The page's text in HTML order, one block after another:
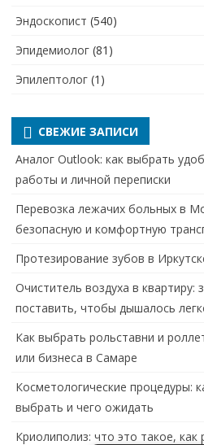
Эндоскопист (540)
Эпидемиолог (81)
Эпилептолог (1)
СВЕЖИЕ ЗАПИСИ
Аналог Outlook: как выбрать
работы и личной переписки
Перевозка лежачих больных в
безопасную и комфортную
Протезирование зубов в
Очиститель воздуха в квартиру:
поставить, чтобы дышалось
Как выбрать рольставни и
или бизнеса в Самаре
Косметологические процедуры:
выбрать и чего ожидать
Криолиполиз: что это такое, как